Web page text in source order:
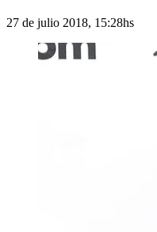
27 de julio 2018, 15:28hs